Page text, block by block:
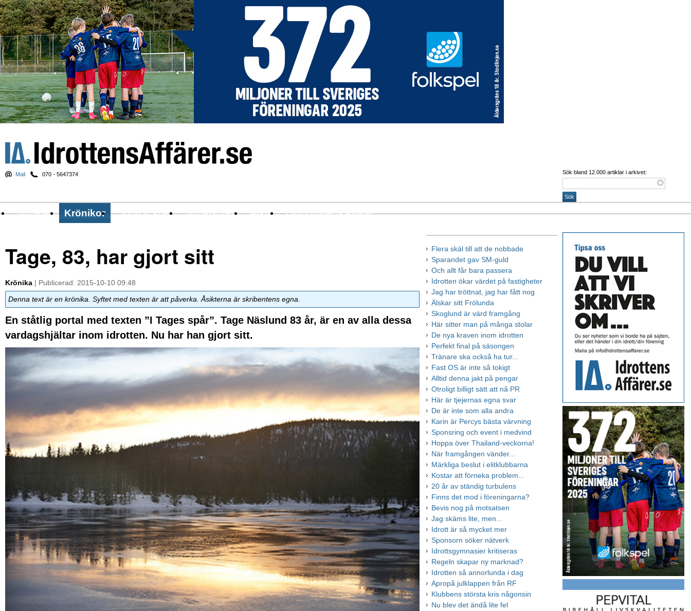
Mail 070 - 5647374 Sök bland 12.000 artiklar i arkivet:
Nyheter Krönikor Sport & spel Nyhetsbrev Arkiv Om Idrottens Affärer
Tage, 83, har gjort sitt
Krönika | Publicerad: 2015-10-10 09:48
Denna text är en krönika. Syftet med texten är att påverka. Åsikterna är skribentens egna.
En ståtlig portal med texten ”I Tages spår”. Tage Näslund 83 år, är en av alla dessa
vardagshjältar inom idrotten. Nu har han gjort sitt.
Flera skäl till att de nobbade
Sparandet gav SM-guld
Och allt får bara passera
Idrotten ökar värdet på fastigheter
Jag har tröttnat, jag har fått nog
Älskar sitt Frölunda
Skoglund är värd framgång
Här sitter man på många stolar
De nya kraven inom idrotten
Perfekt final på säsongen
Tränare ska också ha tur...
Fast OS är inte så tokigt
Alltid denna jakt på pengar
Otroligt billigt sätt att nå PR
Här är tjejernas egna svar
De är inte som alla andra
Karin är Percys bästa värvning
Sponsring och event i medvind
Hoppa över Thailand-veckorna!
När framgången vänder...
Märkliga beslut i elitklubbarna
Kostar att förneka problem...
20 år av ständig turbulens
Finns det mod i föreningarna?
Bevis nog på motsatsen
Jag skäms lite, men...
Idrott är så mycket mer
Sponsorn söker nätverk
Idrottsgymnasier kritiseras
Regeln skapar ny marknad?
Idrotten så annorlunda i dag
Apropå julklappen från RF
Klubbens största kris någonsin
Nu blev det ändå lite fel